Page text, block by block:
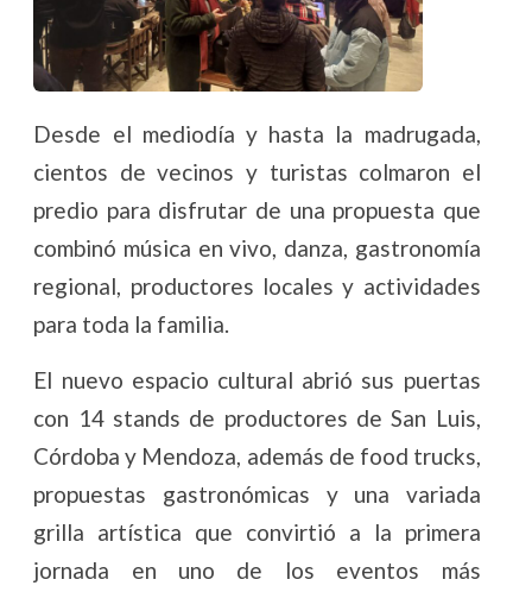
Desde el mediodía y hasta la madrugada,
cientos de vecinos y turistas colmaron el
predio para disfrutar de una propuesta que
combinó música en vivo, danza, gastronomía
regional, productores locales y actividades
para toda la familia.
El nuevo espacio cultural abrió sus puertas
con 14 stands de productores de San Luis,
Córdoba y Mendoza, además de food trucks,
propuestas gastronómicas y una variada
grilla artística que convirtió a la primera
jornada en uno de los eventos más